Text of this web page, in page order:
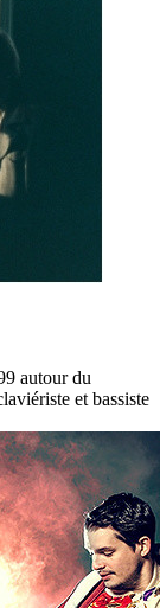
autour du
et bassiste